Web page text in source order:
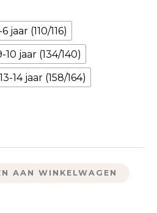
jaar (110/116)
10 jaar (134/140)
13-14 jaar (158/164)
AAN WINKELWAGEN